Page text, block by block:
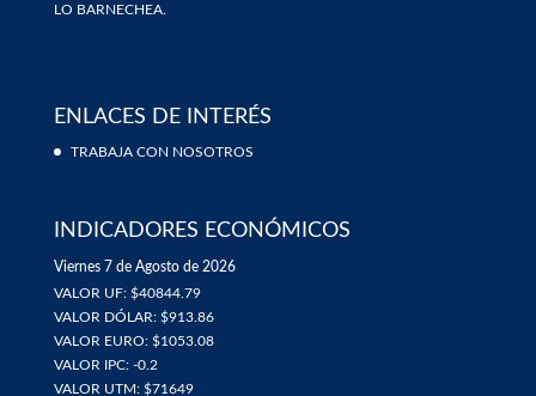
LO BARNECHEA.
ENLACES DE INTERÉS
TRABAJA CON NOSOTROS
INDICADORES ECONÓMICOS
Viernes 7 de Agosto de 2026
VALOR UF: $40844.79
VALOR DÓLAR: $913.86
VALOR EURO: $1053.08
VALOR IPC: -0.2
VALOR UTM: $71649